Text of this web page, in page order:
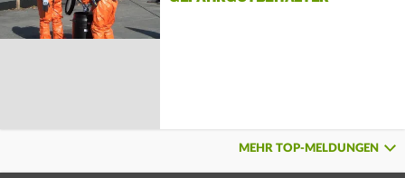
MEHR TOP-MELDUNGEN